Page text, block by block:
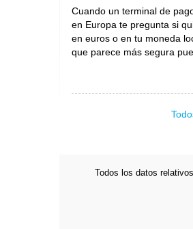
Cuando un terminal de
en Europa te pregunta si
en euros o en tu moneda
que parece más segura
Todos los datos